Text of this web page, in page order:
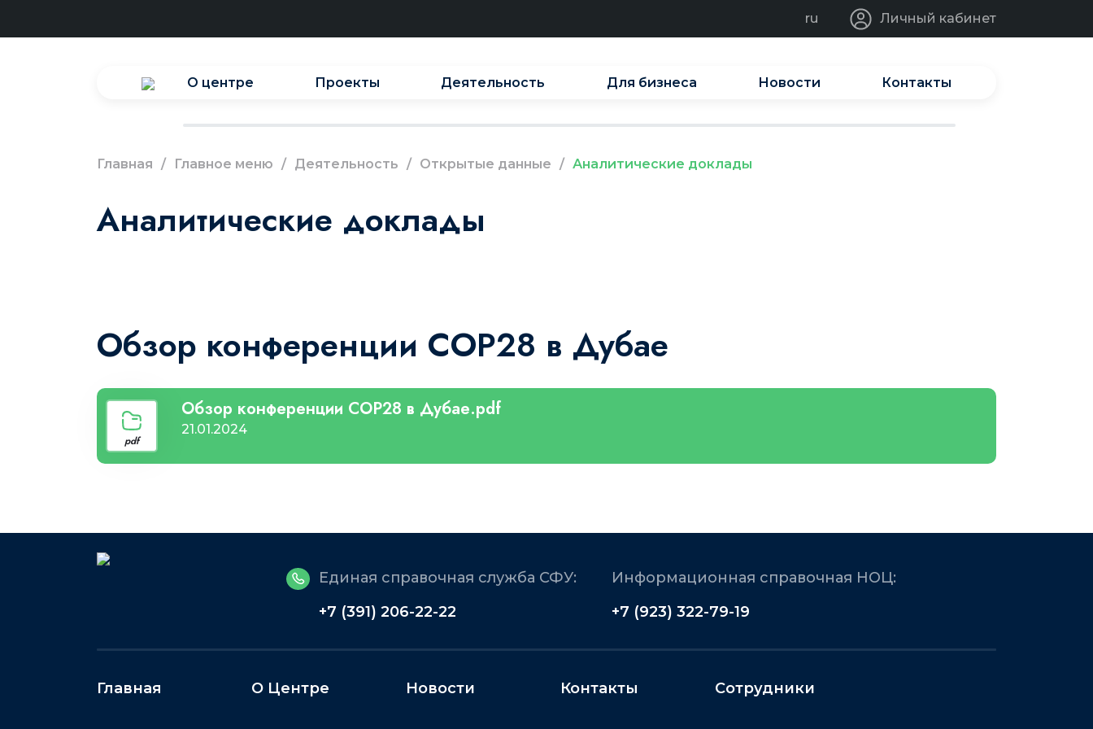
ru Личный кабинет
О центре Проекты Деятельность Для бизнеса Новости Контакты
Главная / Главное меню / Деятельность / Открытые данные / Аналитические доклады
Аналитические доклады
Обзор конференции COP28 в Дубае
pdf
Обзор конференции COP28 в Дубае.pdf
21.01.2024
Единая справочная служба СФУ:
+7 (391) 206-22-22
Информационная справочная НОЦ:
+7 (923) 322-79-19
Главная О Центре Новости Контакты Сотрудники